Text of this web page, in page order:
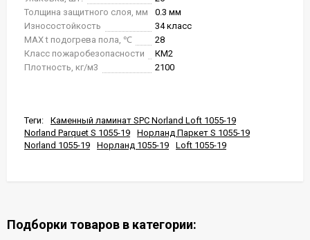
Толщина защитного слоя, мм
0.3 мм
Износостойкость
34 класс
MAX t подогрева пола, ℃
28
Класс пожаробезопасности
КМ2
Плотность, кг/м3
2100
Теги:
Каменный ламинат SPC Norland Loft 1055-19
Norland Parquet S 1055-19
Норланд Паркет S 1055-19
Norland 1055-19
Норланд 1055-19 Loft 1055-19
Подборки товаров в категории: